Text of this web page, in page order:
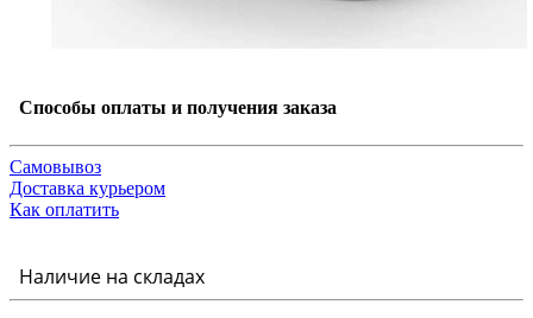
Способы оплаты и получения заказа
Самовывоз
Доставка курьером
Как оплатить
Наличие на складах